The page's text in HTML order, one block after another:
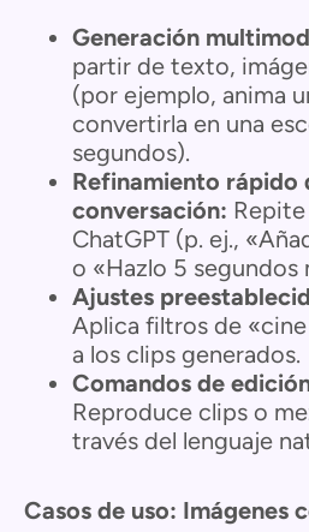
Generación
partir de texto,
(por ejemplo, anima
convertirla en una
segundos).
Refinamiento rápido
conversación:
ChatGPT (p. ej.,
o «Hazlo 5 segundos
Ajustes
Aplica filtros de
a los clips generados.
Comandos de
Reproduce clips o
través del lenguaje
Casos de uso: Imágenes